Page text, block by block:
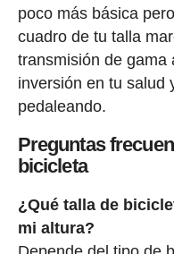
poco más básica
cuadro de tu talla
transmisión de gama
inversión en tu salud
pedaleando.
Preguntas
bicicleta
¿Qué talla de
mi altura?